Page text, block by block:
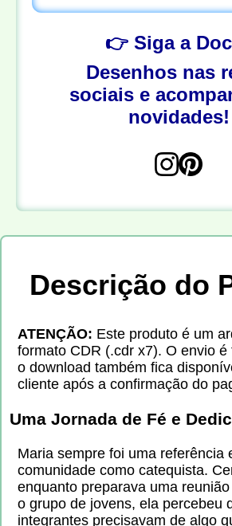
👉 Siga a
Desenhos nas
sociais e
novidades!
Descrição do
ATENÇÃO: Este produto é um
formato CDR (.cdr x7). O envio
o download também fica
cliente após a confirmação do
Uma Jornada de Fé e
Maria sempre foi uma referência
comunidade como catequista.
enquanto preparava uma
o grupo de jovens, ela percebeu
integrantes precisavam de algo